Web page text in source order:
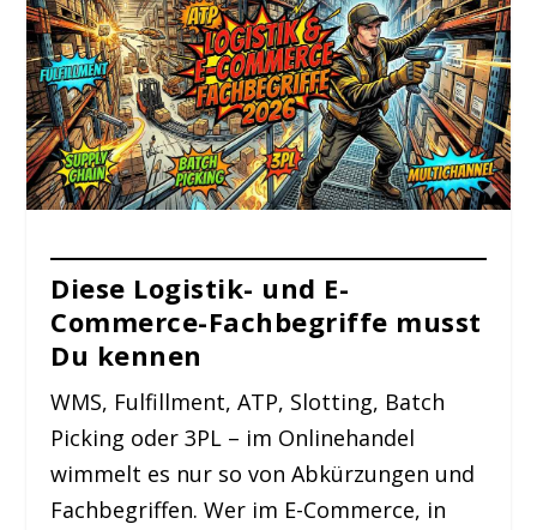
Diese Logistik- und E-
Commerce-Fachbegriffe musst
Du kennen
WMS, Fulfillment, ATP, Slotting, Batch
Picking oder 3PL – im Onlinehandel
wimmelt es nur so von Abkürzungen und
Fachbegriffen. Wer im E-Commerce, in